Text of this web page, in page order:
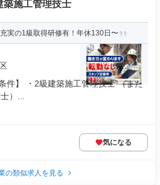
築施工管理技士
実の1級取得研修有！年休130日〜
件】 ・2級建築施工管理技士 （また
）...
気になる
の類似求人を見る